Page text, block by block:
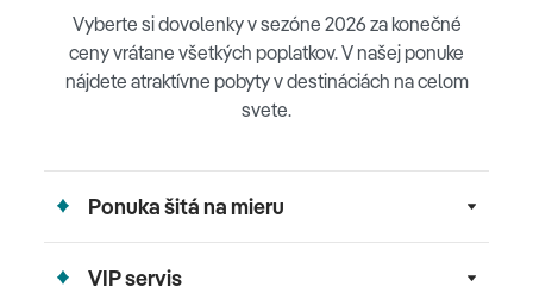
Vyberte si dovolenky v sezóne 2026 za konečné
ceny vrátane všetkých poplatkov. V našej ponuke
nájdete atraktívne pobyty v destináciách na celom
svete.
Ponuka šitá na mieru
VIP servis